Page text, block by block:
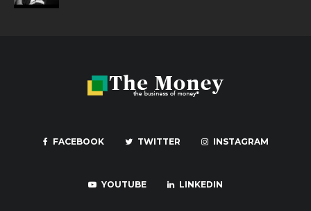
FACEBOOK TWITTER INSTAGRAM
YOUTUBE LINKEDIN